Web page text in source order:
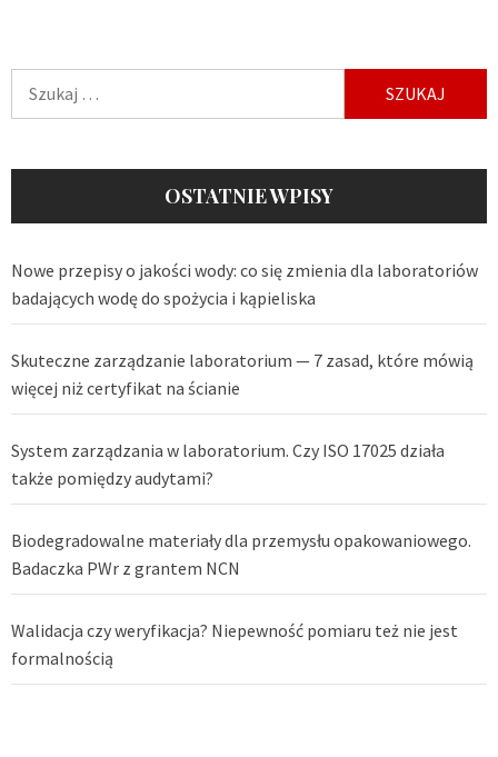
OSTATNIE WPISY
Nowe przepisy o jakości wody: co się zmienia dla laboratoriów
badających wodę do spożycia i kąpieliska
Skuteczne zarządzanie laboratorium — 7 zasad, które mówią
więcej niż certyfikat na ścianie
System zarządzania w laboratorium. Czy ISO 17025 działa
także pomiędzy audytami?
Biodegradowalne materiały dla przemysłu opakowaniowego.
Badaczka PWr z grantem NCN
Walidacja czy weryfikacja? Niepewność pomiaru też nie jest
formalnością